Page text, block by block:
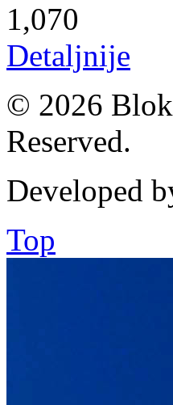
1,070
Detaljnije
© 2026
Reserved.
Developed
Top